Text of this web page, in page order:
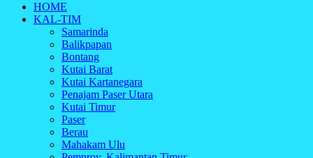
Indonesia Cyber
Media Cetak, Online & Streaming
HOME
KAL-TIM
Samarinda
Balikpapan
Bontang
Kutai Barat
Kutai Kartanegara
Penajam Paser Utara
Kutai Timur
Paser
Berau
Mahakam Ulu